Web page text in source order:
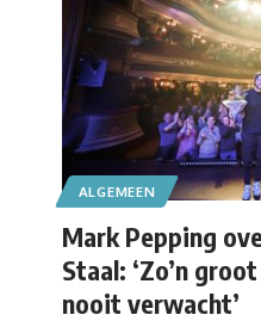
ALGEMEEN
Mark Pepping
Staal: ‘Zo’n
nooit verwacht’